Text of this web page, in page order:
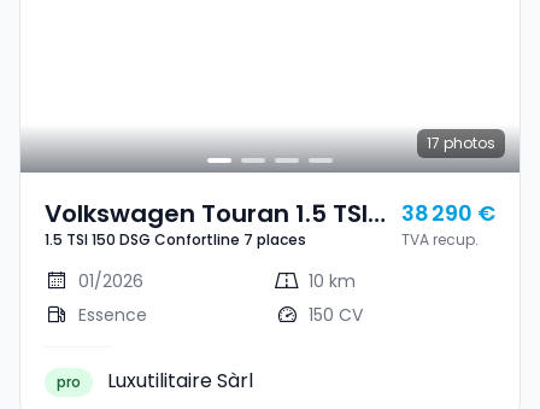
17 photos
Volkswagen Touran 1.5 TSI
150 DSG Confortline 7
Places
1.5 TSI 150 DSG Confortline 7 places
38 290 €
TVA recup.
01/2026
10 km
Essence
150 CV
pro Luxutilitaire Sàrl